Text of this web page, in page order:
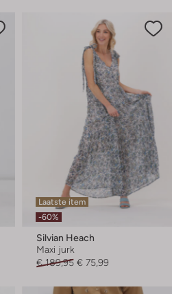
Laatste item
-60%
Silvian Heach
Maxi jurk
€ 189,95 € 75,99